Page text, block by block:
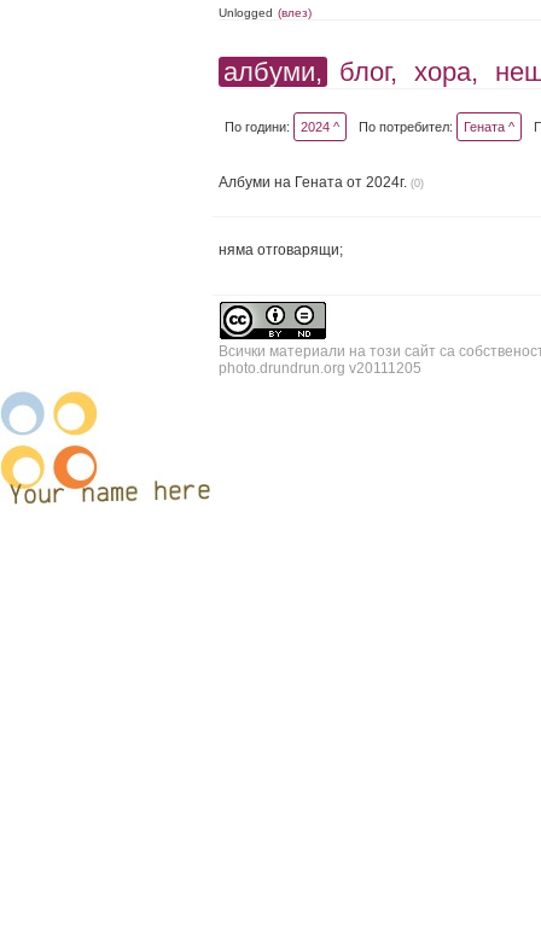
Unlogged (влез)
албуми, блог, хора,
По години: 2024 ^ По потребител: Гената ^
Албуми на Гената от 2024г. (0)
няма отговарящи;
Всички материали на този сайт са
photo.drundrun.org v20111205